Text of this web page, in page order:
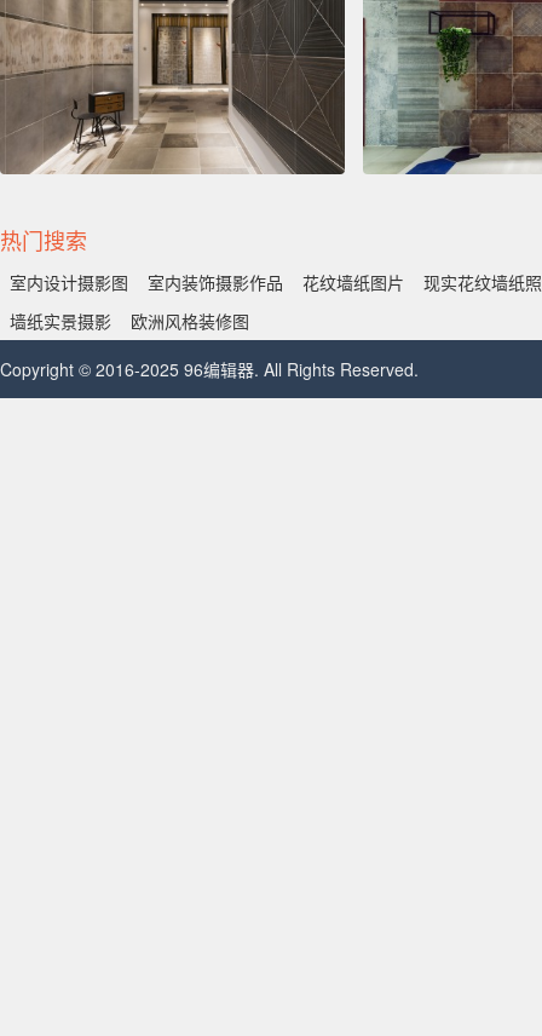
热门搜索
室内设计摄影图 室内装饰摄影作品 花纹墙纸图片
现实花纹墙纸
墙纸实景摄影
欧洲风格装修图
Copyright © 2016-2025 96编辑器. All Rights Reserved.